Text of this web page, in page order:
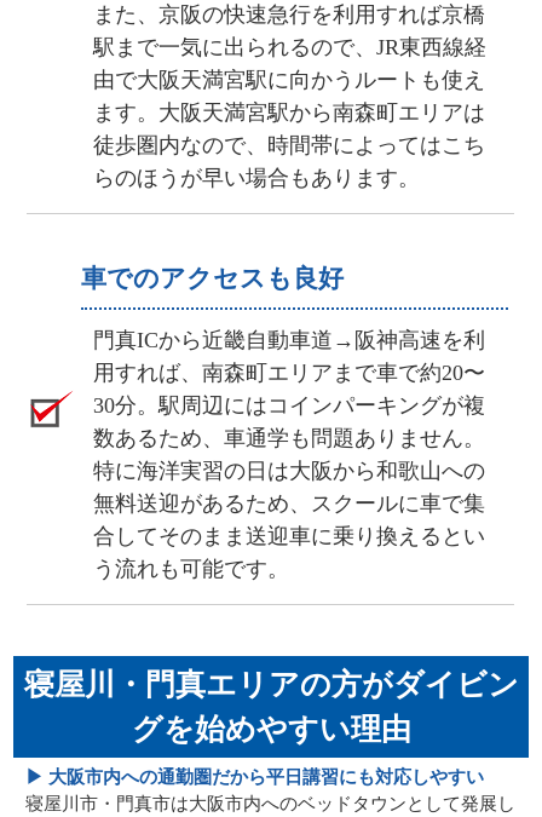
また、京阪の快速急行を利用すれば京橋
駅まで一気に出られるので、JR東西線経
由で大阪天満宮駅に向かうルートも使え
ます。大阪天満宮駅から南森町エリアは
徒歩圏内なので、時間帯によってはこち
らのほうが早い場合もあります。
車でのアクセスも良好
門真ICから近畿自動車道→阪神高速を利
用すれば、南森町エリアまで車で約20〜
30分。駅周辺にはコインパーキングが複
数あるため、車通学も問題ありません。
特に海洋実習の日は大阪から和歌山への
無料送迎があるため、スクールに車で集
合してそのまま送迎車に乗り換えるとい
う流れも可能です。
寝屋川・門真エリアの方がダイビン
グを始めやすい理由
▶ 大阪市内への通勤圏だから平日講習にも対応しやすい
寝屋川市・門真市は大阪市内へのベッドタウンとして発展し